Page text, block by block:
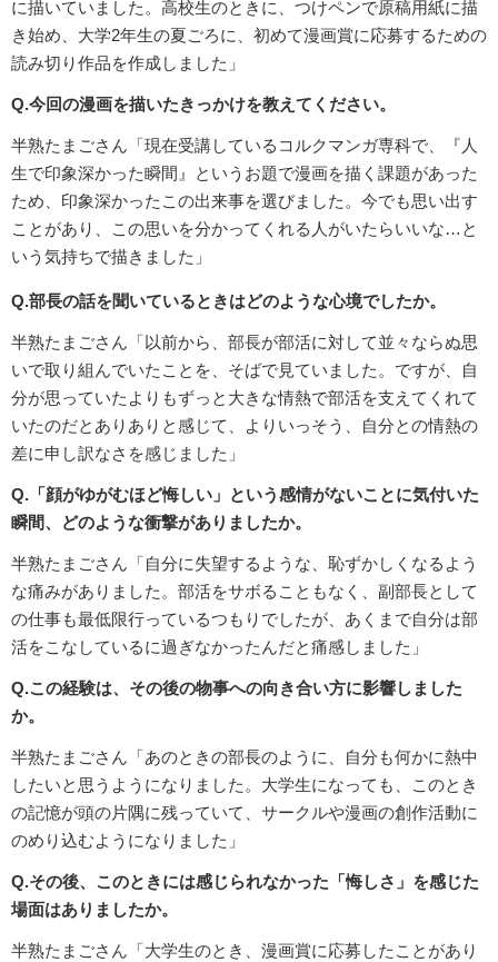
に描いていました。高校生のときに、つけペンで原稿用紙に描
き始め、大学2年生の夏ごろに、初めて漫画賞に応募するための
読み切り作品を作成しました」
Q.今回の漫画を描いたきっかけを教えてください。
半熟たまごさん「現在受講しているコルクマンガ専科で、『人
生で印象深かった瞬間』というお題で漫画を描く課題があった
ため、印象深かったこの出来事を選びました。今でも思い出す
ことがあり、この思いを分かってくれる人がいたらいいな…と
いう気持ちで描きました」
Q.部長の話を聞いているときはどのような心境でしたか。
半熟たまごさん「以前から、部長が部活に対して並々ならぬ思
いで取り組んでいたことを、そばで見ていました。ですが、自
分が思っていたよりもずっと大きな情熱で部活を支えてくれて
いたのだとありありと感じて、よりいっそう、自分との情熱の
差に申し訳なさを感じました」
Q.「顔がゆがむほど悔しい」という感情がないことに気付いた
瞬間、どのような衝撃がありましたか。
半熟たまごさん「自分に失望するような、恥ずかしくなるよう
な痛みがありました。部活をサボることもなく、副部長として
の仕事も最低限行っているつもりでしたが、あくまで自分は部
活をこなしているに過ぎなかったんだと痛感しました」
Q.この経験は、その後の物事への向き合い方に影響しました
か。
半熟たまごさん「あのときの部長のように、自分も何かに熱中
したいと思うようになりました。大学生になっても、このとき
の記憶が頭の片隅に残っていて、サークルや漫画の創作活動に
のめり込むようになりました」
Q.その後、このときには感じられなかった「悔しさ」を感じた
場面はありましたか。
半熟たまごさん「大学生のとき、漫画賞に応募したことがあり